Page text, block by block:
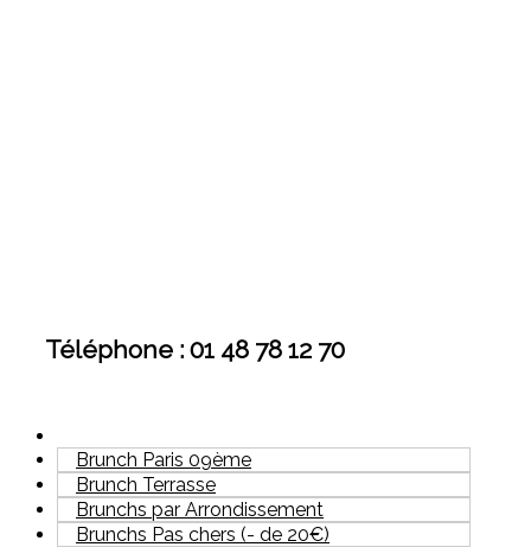
Téléphone : 01 48 78 12 70
Brunch Paris 09ème
Brunch Terrasse
Brunchs par Arrondissement
Brunchs Pas chers (- de 20€)